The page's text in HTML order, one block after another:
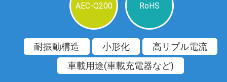
AEC-Q200 RoHS
耐振動構造 小形化
高リプル電流
車載用途(車載充電器など)